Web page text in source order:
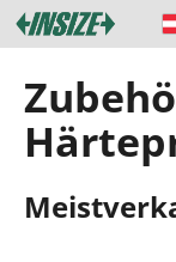
Zum
Inhalt
springen
W
a
zum
zum
W
a
s
s